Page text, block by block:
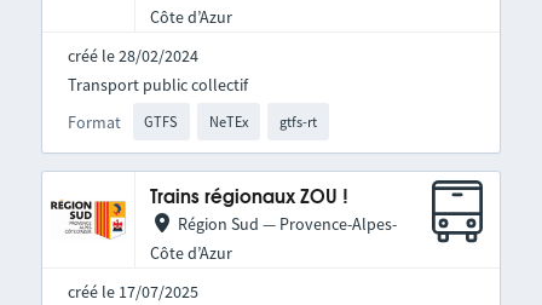
Côte d’Azur
créé le 28/02/2024
Format GTFS NeTEx gtfs-rt
Transport public collectif
Trains régionaux ZOU !
Région Sud — Provence-Alpes-
Côte d’Azur
créé le 17/07/2025